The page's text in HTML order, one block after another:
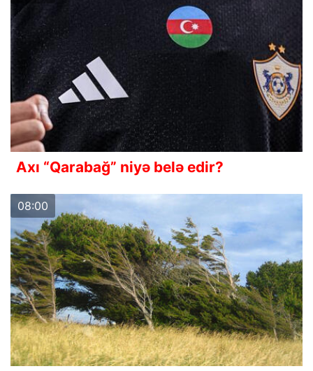
Axı “Qarabağ” niyə belə edir?
08:00